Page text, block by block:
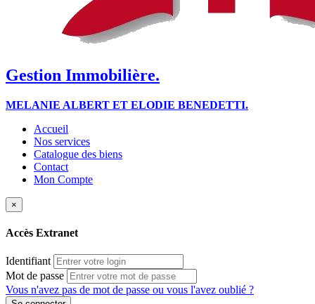
Gestion Immobilière.
MELANIE ALBERT ET ELODIE BENEDETTI.
Accueil
Nos services
Catalogue des biens
Contact
Mon Compte
×
Accès Extranet
Identifiant
Mot de passe
Vous n'avez pas de mot de passe ou vous l'avez oublié ?